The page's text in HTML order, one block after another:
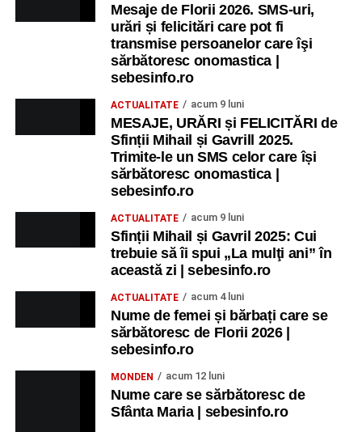
Mesaje de Florii 2026. SMS-uri,
urări și felicitări care pot fi
transmise persoanelor care îşi
sărbătoresc onomastica |
sebesinfo.ro
ACTUALITATE acum 9 luni
MESAJE, URĂRI și FELICITĂRI de
Sfinții Mihail și Gavrill 2025.
Trimite-le un SMS celor care își
sărbătoresc onomastica |
sebesinfo.ro
ACTUALITATE acum 9 luni
Sfinții Mihail și Gavril 2025: Cui
trebuie să îi spui „La mulţi ani” în
această zi | sebesinfo.ro
ACTUALITATE acum 4 luni
Nume de femei și bărbați care se
sărbătoresc de Florii 2026 |
sebesinfo.ro
MONDEN acum 12 luni
Nume care se sărbătoresc de
Sfânta Maria | sebesinfo.ro